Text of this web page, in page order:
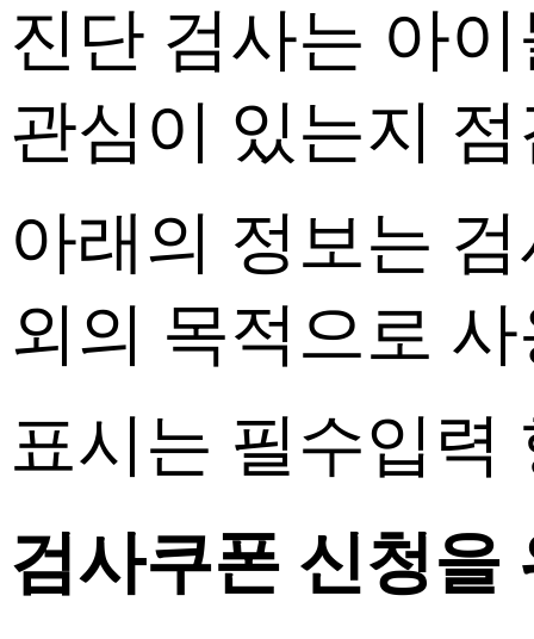
진단 검사는 아
관심이 있는지
아래의 정보는
외의 목적으로
표시는 필수입력
검사쿠폰 신청을